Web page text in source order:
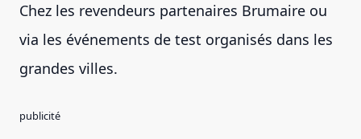
Chez les revendeurs partenaires Brumaire ou
via les événements de test organisés dans les
grandes villes.
publicité